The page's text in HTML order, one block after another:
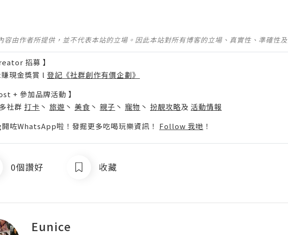
容由作者所提供，並不代表本站的立場。因此本站對所有博客的立場、真實性、準確性
招募 】
現金獎賞 l 登記《社群創作有價企劃》
+ 參加品牌活動 】
社群 打卡 丶 旅遊 丶 美食 丶 親子 丶 寵物 丶 扮靚攻略及 活動情報
咗WhatsApp啦！發掘更多吃喝玩樂資訊！ Follow 我哋 ！
0個讚好 收藏
Eunice